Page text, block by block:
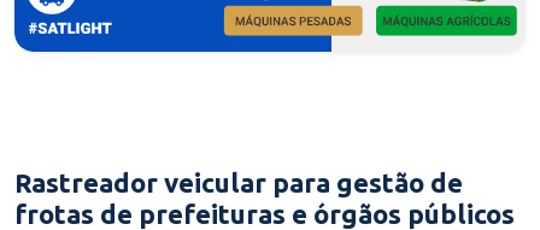
Rastreador veicular para gestão de
frotas de prefeituras e órgãos públicos